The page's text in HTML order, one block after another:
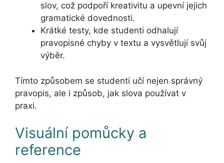
slov, což podpoří kreativitu a upevní jejich
gramatické dovednosti.
Krátké testy, kde studenti odhalují
pravopisné chyby v textu a vysvětlují svůj
výběr.
Tímto způsobem se studenti učí nejen správný
pravopis, ale i způsob, jak slova používat v
praxi.
Visuální pomůcky a
reference